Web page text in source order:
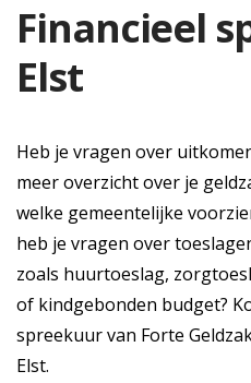
Financieel
Elst
Heb je vragen over
meer overzicht over je
welke gemeentelijke
heb je vragen over
zoals huurtoeslag,
of kindgebonden budget?
spreekuur van Forte
Elst.